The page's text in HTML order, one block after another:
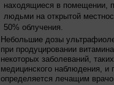
находящиеся в помещении,
людьми на открытой
50% облучения.
Небольшие дозы
при продуцировании
некоторых заболеваний,
медицинского наблюдения, и
определяется лечащим